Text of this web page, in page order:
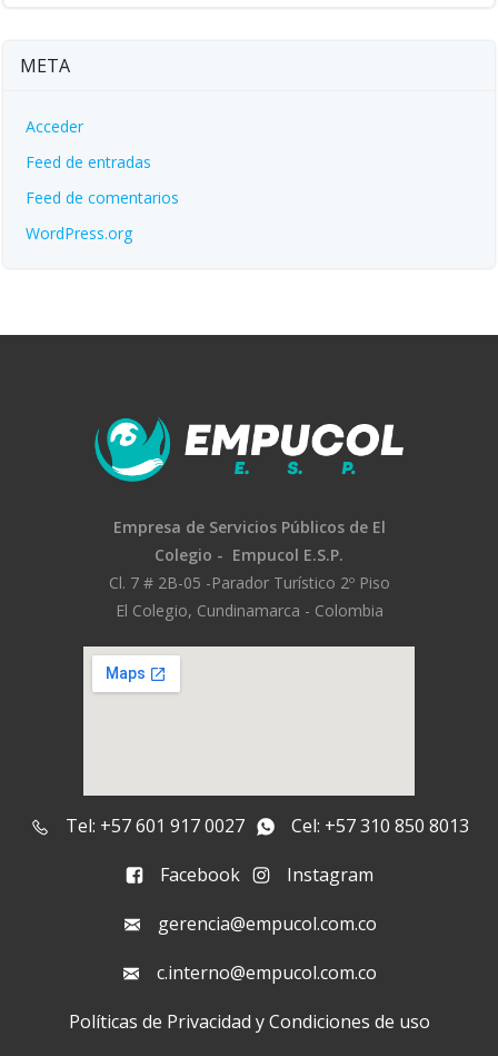
META
Acceder
Feed de entradas
Feed de comentarios
WordPress.org
Empresa de Servicios Públicos de El
Colegio - Empucol E.S.P.
Cl. 7 # 2B-05 -Parador Turístico 2º Piso
El Colegio, Cundinamarca - Colombia
Tel: +57 601 917 0027
Cel: +57 310 850 8013
Facebook
Instagram
gerencia@empucol.com.co
c.interno@empucol.com.co
Políticas de Privacidad y Condiciones de uso